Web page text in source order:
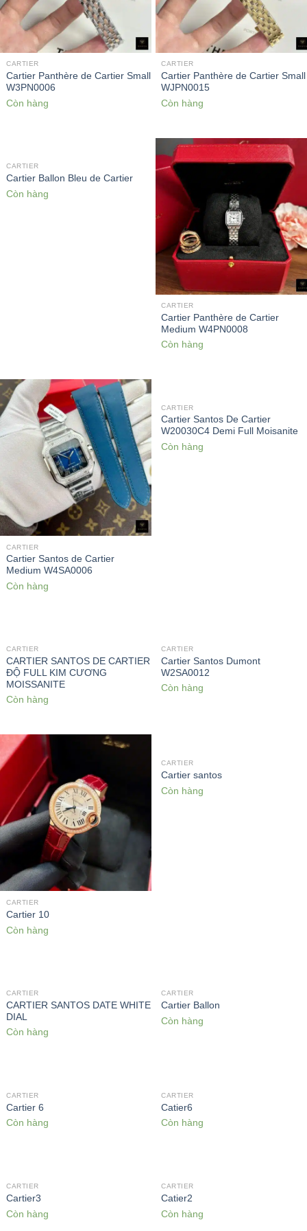
CARTIER
Cartier Panthère de Cartier Small
W3PN0006
Còn hàng
CARTIER
Cartier Panthère de Cartier Small
WJPN0015
Còn hàng
CARTIER
Cartier Ballon Bleu de Cartier
Còn hàng
CARTIER
Cartier Panthère de Cartier
Medium W4PN0008
Còn hàng
CARTIER
Cartier Santos de Cartier
Medium W4SA0006
Còn hàng
CARTIER
Cartier Santos De Cartier
W20030C4 Demi Full Moisanite
Còn hàng
CARTIER
CARTIER SANTOS DE CARTIER
ĐỘ FULL KIM CƯƠNG
MOISSANITE
Còn hàng
CARTIER
Cartier Santos Dumont
W2SA0012
Còn hàng
CARTIER
Cartier 10
Còn hàng
CARTIER
Cartier santos
Còn hàng
CARTIER
CARTIER SANTOS DATE WHITE
DIAL
Còn hàng
CARTIER
Cartier Ballon
Còn hàng
CARTIER
Cartier 6
Còn hàng
CARTIER
Catier6
Còn hàng
CARTIER
Cartier3
Còn hàng
CARTIER
Catier2
Còn hàng